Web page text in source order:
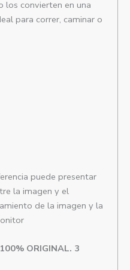
los convierten en una
para correr, caminar o
puede presentar
la imagen y el
de la imagen y la
ORIGINAL. 3